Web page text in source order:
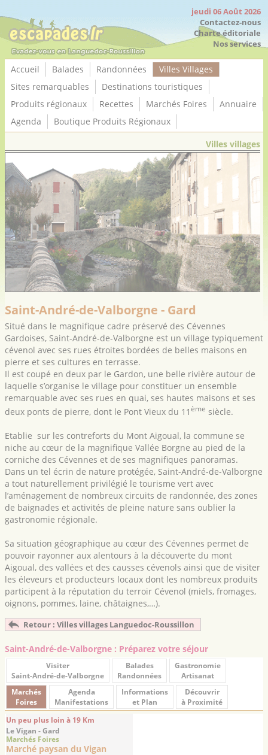
jeudi 06 Août 2026
Contactez-nous
Charte éditoriale
Nos services
Accueil Balades Randonnées
Villes Villages
Sites remarquables
Destinations touristiques
Produits régionaux
Recettes Marchés Foires
Annuaire
Agenda
Boutique Produits Régionaux
Villes villages
Saint-André-de-Valborgne - Gard
Situé dans le magnifique cadre préservé des Cévennes
Gardoises, Saint-André-de-Valborgne est un village typiquement
cévenol avec ses rues étroites bordées de belles maisons en
pierre et ses cultures en terrasse.
Il est coupé en deux par le Gardon, une belle rivière autour de
laquelle s’organise le village pour constituer un ensemble
remarquable avec ses rues en quai, ses hautes maisons et ses
deux ponts de pierre, dont le Pont Vieux du 11ème siècle.
Etablie sur les contreforts du Mont Aigoual, la commune se
niche au cœur de la magnifique Vallée Borgne au pied de la
corniche des Cévennes et de ses magnifiques panoramas.
Dans un tel écrin de nature protégée, Saint-André-de-Valborgne
a tout naturellement privilégié le tourisme vert avec
l’aménagement de nombreux circuits de randonnée, des zones
de baignades et activités de pleine nature sans oublier la
gastronomie régionale.
Sa situation géographique au cœur des Cévennes permet de
pouvoir rayonner aux alentours à la découverte du mont
Aigoual, des vallées et des causses cévenols ainsi que de visiter
les éleveurs et producteurs locaux dont les nombreux produits
participent à la réputation du terroir Cévenol (miels, fromages,
oignons, pommes, laine, châtaignes,…).
Retour : Villes villages Languedoc-Roussillon
Saint-André-de-Valborgne : Préparez votre séjour
Visiter
Saint-André-de-Valborgne
Balades
Randonnées
Gastronomie
Artisanat
Marchés
Foires
Agenda
Manifestations
Informations
et Plan
Découvrir
à Proximité
Un peu plus loin à 19 Km
Le Vigan - Gard
Marchés Foires
Marché paysan du Vigan